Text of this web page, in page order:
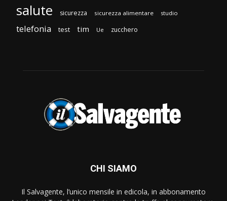
salute sicurezza sicurezza alimentare studio
telefonia test tim Ue zucchero
CHI SIAMO
Il Salvagente, l’unico mensile in edicola, in abbonamento